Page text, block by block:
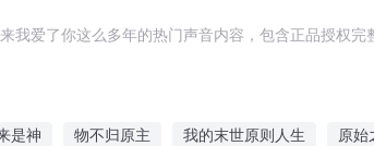
我爱了你这么多年的热门声音内容，包含正品授权
是神 物不归原主 我的末世原则人生 原始